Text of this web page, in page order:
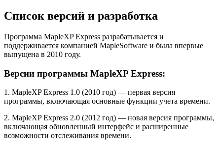
Список версий и разработка
Программа MapleXP Express разрабатывается и
поддерживается компанией MapleSoftware и была впервые
выпущена в 2010 году.
Версии программы MapleXP Express:
1. MapleXP Express 1.0 (2010 год) — первая версия
программы, включающая основные функции учета времени.
2. MapleXP Express 2.0 (2012 год) — новая версия программы,
включающая обновленный интерфейс и расширенные
возможности отслеживания времени.